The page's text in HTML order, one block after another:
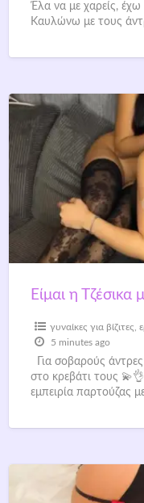
Έλα να με χαρείς,
Καυλώνω με τους
Είμαι η
γυναίκες για βίζιτες
5 minutes ago
Για σοβαρούς
στο κρεβάτι τους
εμπειρία παρτούζας